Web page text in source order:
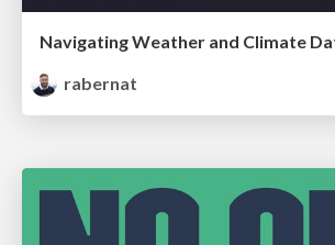
Navigating Weather and Climate
rabernat